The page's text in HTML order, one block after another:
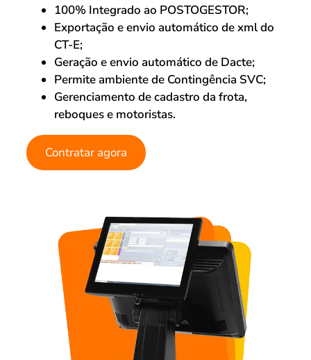
100% Integrado ao POSTOGESTOR;
Exportação e envio automático de xml do
CT-E;
Geração e envio automático de Dacte;
Permite ambiente de Contingência SVC;
Gerenciamento de cadastro da frota,
reboques e motoristas.
Contratar agora